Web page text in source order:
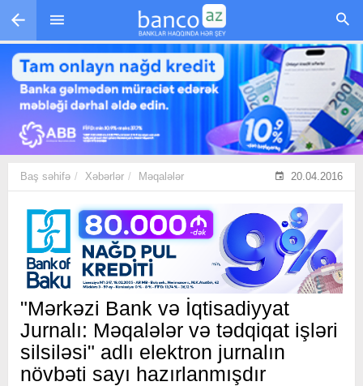
Skip to main content
Baş səhifə Xəbərlər Məqalələr 20.04.2016
"Mərkəzi Bank və İqtisadiyyat
Jurnalı: Məqalələr və tədqiqat işləri
silsiləsi" adlı elektron jurnalın
növbəti sayı hazırlanmışdır